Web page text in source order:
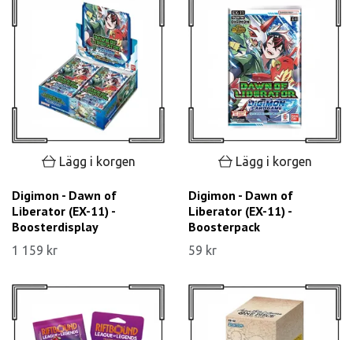
Lägg i korgen
Digimon - Dawn of
Liberator (EX-11) -
Boosterdisplay
1 159 kr
Lägg i korgen
Digimon - Dawn of
Liberator (EX-11) -
Boosterpack
59 kr